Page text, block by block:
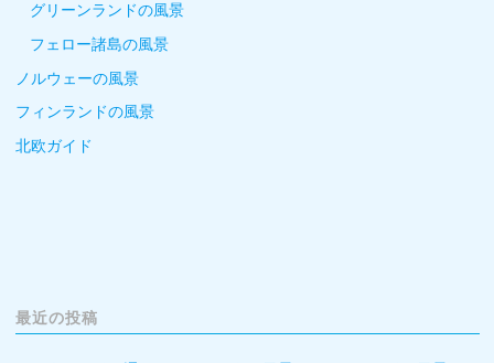
グリーンランドの風景
フェロー諸島の風景
ノルウェーの風景
フィンランドの風景
北欧ガイド
最近の投稿